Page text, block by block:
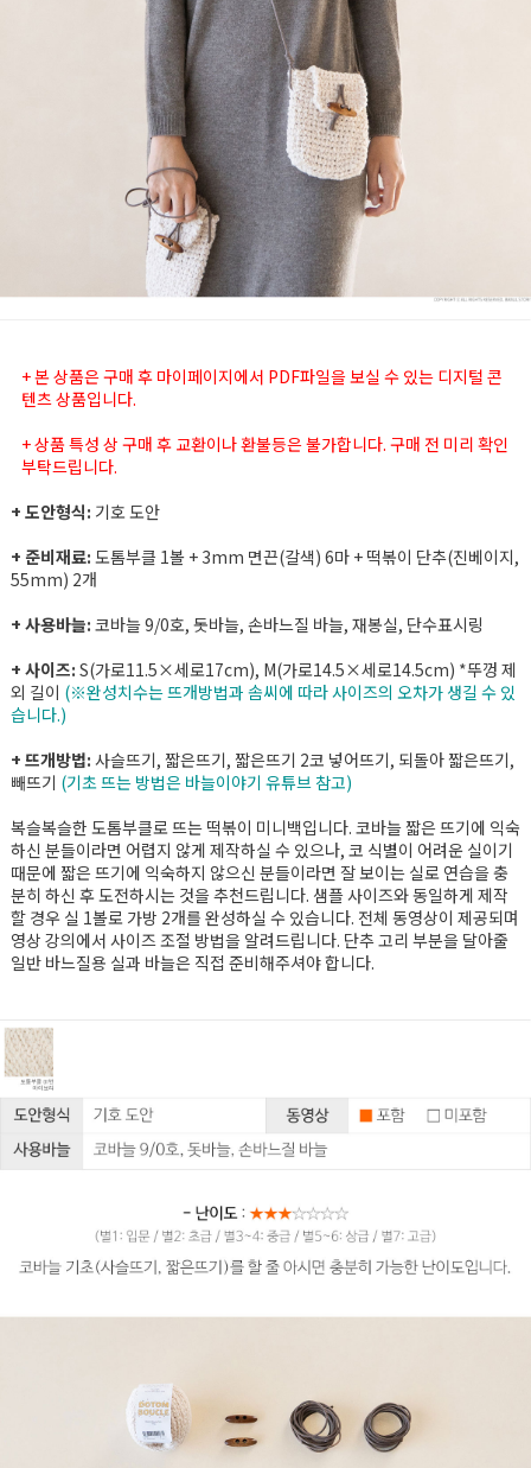
+ 본 상품은 구매 후 마이페이지에서 PDF파일을 보실 수 있는 디지털 콘
텐츠 상품입니다.
+ 상품 특성 상 구매 후 교환이나 환불등은 불가합니다. 구매 전 미리 확인
부탁드립니다.
+ 도안형식: 기호 도안
+ 준비재료: 도톰부클 1볼 + 3mm 면끈(갈색) 6마 + 떡볶이 단추(진베이지,
55mm) 2개
+ 사용바늘: 코바늘 9/0호, 돗바늘, 손바느질 바늘, 재봉실, 단수표시링
+ 사이즈: S(가로11.5×세로17cm), M(가로14.5×세로14.5cm) *뚜껑 제
외 길이 (※완성치수는 뜨개방법과 솜씨에 따라 사이즈의 오차가 생길 수 있
습니다.)
+ 뜨개방법: 사슬뜨기, 짧은뜨기, 짧은뜨기 2코 넣어뜨기, 되돌아 짧은뜨기,
빼뜨기 (기초 뜨는 방법은 바늘이야기 유튜브 참고)
복슬복슬한 도톰부클로 뜨는 떡볶이 미니백입니다. 코바늘 짧은 뜨기에 익숙
하신 분들이라면 어렵지 않게 제작하실 수 있으나, 코 식별이 어려운 실이기
때문에 짧은 뜨기에 익숙하지 않으신 분들이라면 잘 보이는 실로 연습을 충
분히 하신 후 도전하시는 것을 추천드립니다. 샘플 사이즈와 동일하게 제작
할 경우 실 1볼로 가방 2개를 완성하실 수 있습니다. 전체 동영상이 제공되며
영상 강의에서 사이즈 조절 방법을 알려드립니다. 단추 고리 부분을 달아줄
일반 바느질용 실과 바늘은 직접 준비해주셔야 합니다.